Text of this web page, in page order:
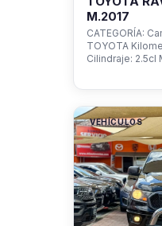
M.2017
CATEGORÍA:
TOYOTA
Cilindraje: 2.5cl
VEHÍCULOS